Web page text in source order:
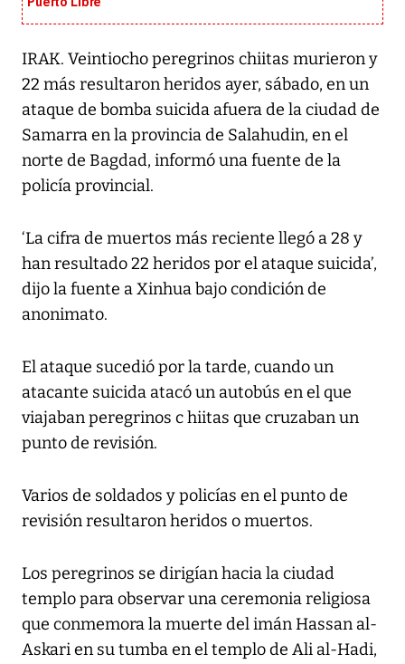
IRAK. Veintiocho peregrinos chiitas murieron y
22 más resultaron heridos ayer, sábado, en un
ataque de bomba suicida afuera de la ciudad de
Samarra en la provincia de Salahudin, en el
norte de Bagdad, informó una fuente de la
policía provincial.
‘La cifra de muertos más reciente llegó a 28 y
han resultado 22 heridos por el ataque suicida’,
dijo la fuente a Xinhua bajo condición de
anonimato.
El ataque sucedió por la tarde, cuando un
atacante suicida atacó un autobús en el que
viajaban peregrinos c hiitas que cruzaban un
punto de revisión.
Varios de soldados y policías en el punto de
revisión resultaron heridos o muertos.
Los peregrinos se dirigían hacia la ciudad
templo para observar una ceremonia religiosa
que conmemora la muerte del imán Hassan al-
Askari en su tumba en el templo de Ali al-Hadi,